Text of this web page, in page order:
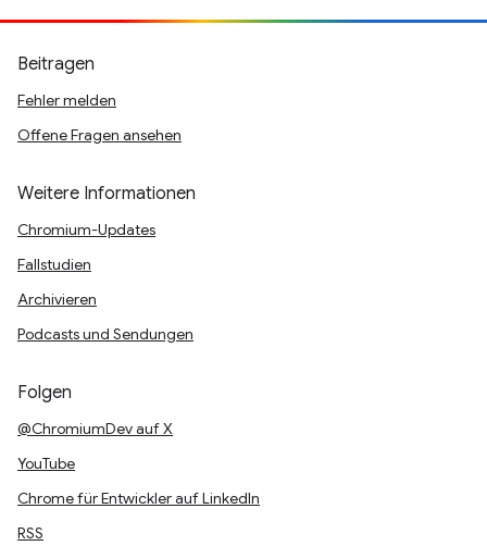
Beitragen
Fehler melden
Offene Fragen ansehen
Weitere Informationen
Chromium-Updates
Fallstudien
Archivieren
Podcasts und Sendungen
Folgen
@ChromiumDev auf X
YouTube
Chrome für Entwickler auf LinkedIn
RSS